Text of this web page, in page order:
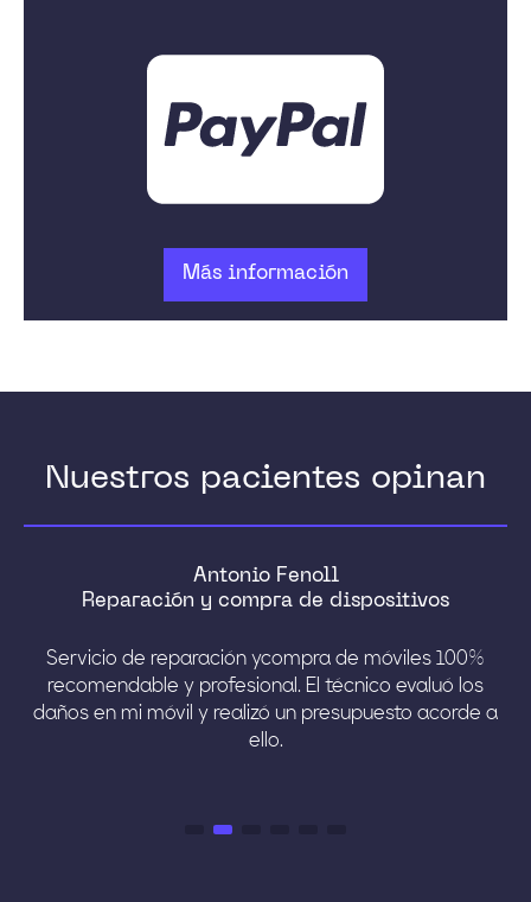
Más información
Nuestros pacientes opinan
Antonio Fenoll
Reparación y compra de dispositivos
Servicio de reparación ycompra de móviles 100%
recomendable y profesional. El técnico evaluó los
daños en mi móvil y realizó un presupuesto acorde a
ello.